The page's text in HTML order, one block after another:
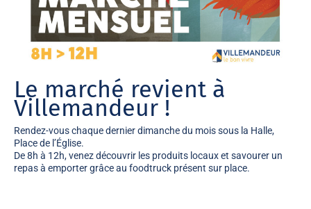
Le marché revient à
Villemandeur !
Rendez-vous chaque dernier dimanche du moissous la Halle,
Place de l’Église.
De 8h à 12h, venez découvrir les produits locauxet savourer un
repas à emportergrâce au foodtruck présent sur place.